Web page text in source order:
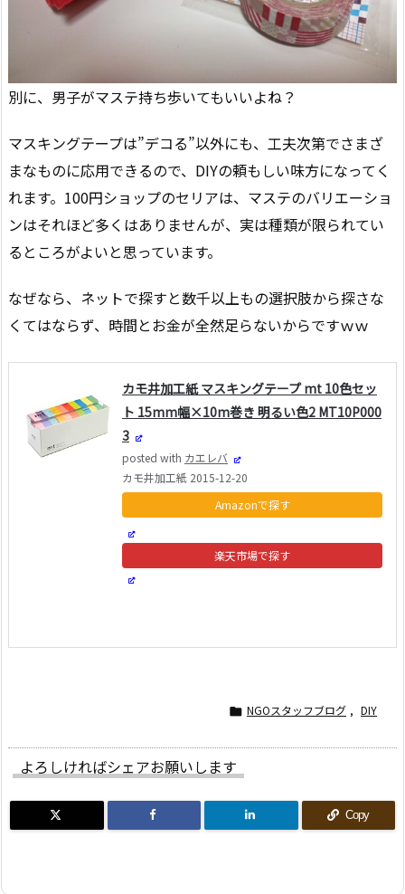
別に、男子がマステ持ち歩いてもいいよね？
マスキングテープは”デコる”以外にも、工夫次第でさまざ
まなものに応用できるので、DIYの頼もしい味方になってく
れます。100円ショップのセリアは、マステのバリエーショ
ンはそれほど多くはありませんが、実は種類が限られてい
るところがよいと思っています。
なぜなら、ネットで探すと数千以上もの選択肢から探さな
くてはならず、時間とお金が全然足らないからですｗｗ
カモ井加工紙 マスキングテープ mt 10色セッ
ト 15mm幅×10m巻き 明るい色2 MT10P000
3
posted with カエレバ
カモ井加工紙 2015-12-20
Amazon
楽天市場
 NGOスタッフブログ , DIY
よろしければシェアお願いします
Copy